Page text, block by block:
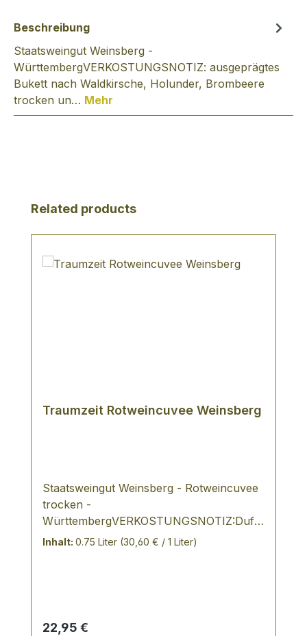
Beschreibung
Staatsweingut Weinsberg -
WürttembergVERKOSTUNGSNOTIZ: ausgeprägtes
Bukett nach Waldkirsche, Holunder, Brombeere
trocken un… Mehr
Produktgalerie überspringen
Related products
Traumzeit Rotweincuvee Weinsberg
Staatsweingut Weinsberg - Rotweincuvee
trocken -
WürttembergVERKOSTUNGSNOTIZ:Duft
nach Waldfrüchte, Granatapfel, Vanille,
Weingut Weinsberg neu gezüchteten
Inhalt: 0.75 Liter (30,60 € / 1 Liter)
Regulärer Preis:
22,95 €